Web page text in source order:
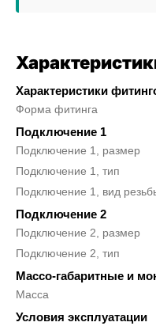
Характеристики
Форма фитинга
Подключение 1
Подключение 1, размер
Подключение 1, тип
Подключение 1, вид
Подключение 2
Подключение 2, размер
Подключение 2, тип
Массо-габаритные и
Масса
Условия эксплуатации